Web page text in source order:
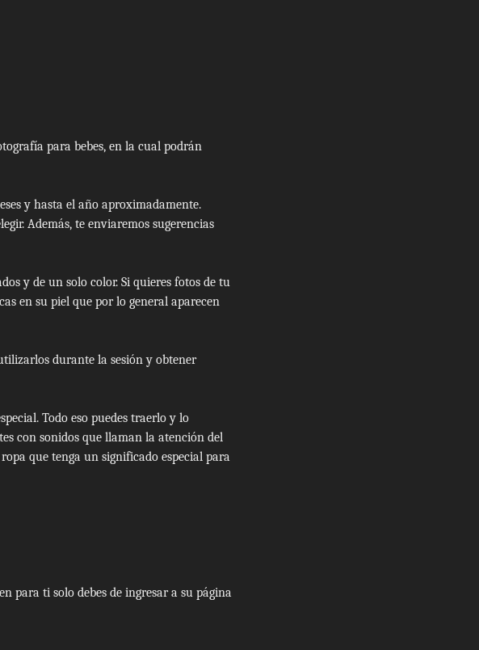
para bebes, en la cual podrán
y hasta el año aproximadamente.
Además, te enviaremos sugerencias
y de un solo color. Si quieres fotos de tu
en su piel que por lo general aparecen
durante la sesión y obtener
Todo eso puedes traerlo y lo
con sonidos que llaman la atención del
que tenga un significado especial para
para ti solo debes de ingresar a su página